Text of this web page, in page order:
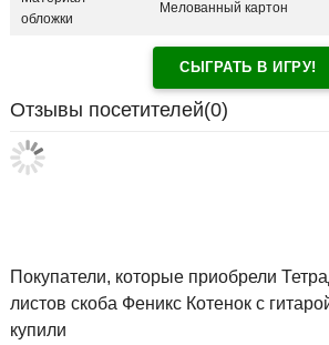
обложки
Мелованный картон
СЫГРАТЬ В ИГРУ!
Отзывы посетителей(0)
Покупатели, которые приобрели
листов скоба Феникс Котенок с
купили